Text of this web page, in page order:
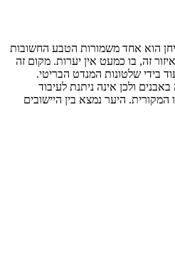
הוא אחד משמורות הטבע החשובות
זה, בו כמעט אין יערות. מקום זה
בידי שלטונות המנדט הבריטי.
ולכן אינה ניתנת לעיבוד
היער נמצא בין היישובים